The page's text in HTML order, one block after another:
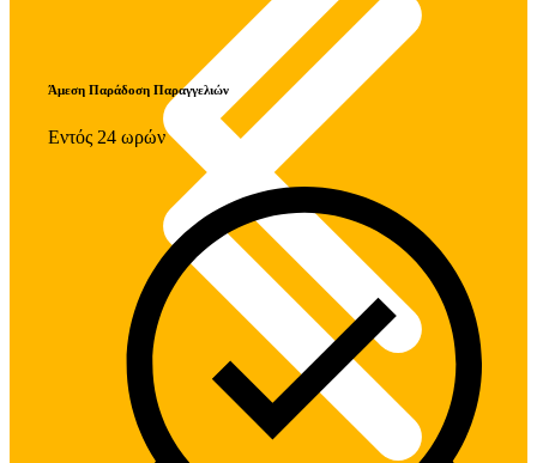
Άμεση Παράδοση Παραγγελιών
Εντός 24 ωρών